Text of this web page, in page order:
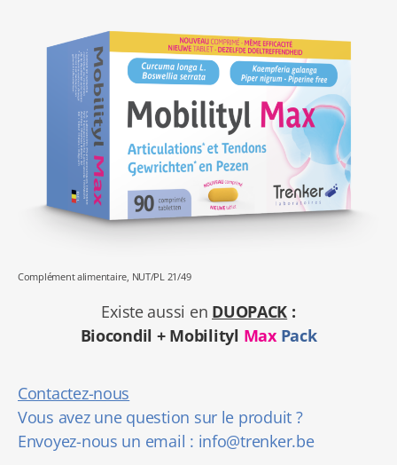
Complément alimentaire, NUT/PL 21/49
Existe aussi en DUOPACK :
Biocondil + Mobilityl Max Pack
Contactez-nous
Vous avez une question sur le produit ?
Envoyez-nous un email : info@trenker.be